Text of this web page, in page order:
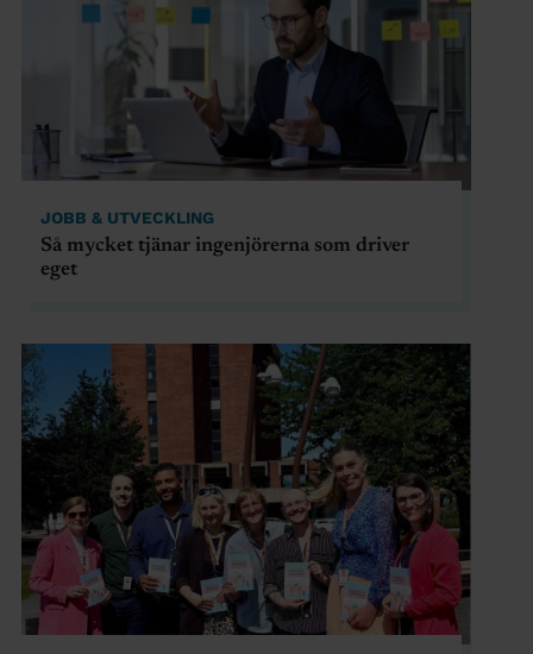
JOBB & UTVECKLING
Så mycket tjänar ingenjörerna som driver
eget